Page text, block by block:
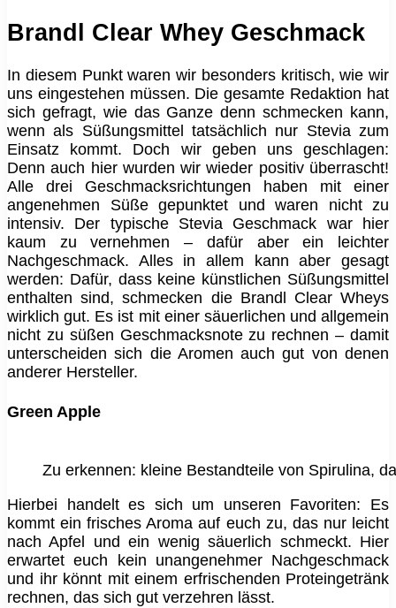
Brandl Clear Whey Geschmack
In diesem Punkt waren wir besonders kritisch, wie wir
uns eingestehen müssen. Die gesamte Redaktion hat
sich gefragt, wie das Ganze denn schmecken kann,
wenn als Süßungsmittel tatsächlich nur Stevia zum
Einsatz kommt. Doch wir geben uns geschlagen:
Denn auch hier wurden wir wieder positiv überrascht!
Alle drei Geschmacksrichtungen haben mit einer
angenehmen Süße gepunktet und waren nicht zu
intensiv. Der typische Stevia Geschmack war hier
kaum zu vernehmen – dafür aber ein leichter
Nachgeschmack. Alles in allem kann aber gesagt
werden: Dafür, dass keine künstlichen Süßungsmittel
enthalten sind, schmecken die Brandl Clear Wheys
wirklich gut. Es ist mit einer säuerlichen und allgemein
nicht zu süßen Geschmacksnote zu rechnen – damit
unterscheiden sich die Aromen auch gut von denen
anderer Hersteller.
Green Apple
Zu erkennen: kleine Bestandteile von Spirulina,
Hierbei handelt es sich um unseren Favoriten: Es
kommt ein frisches Aroma auf euch zu, das nur leicht
nach Apfel und ein wenig säuerlich schmeckt. Hier
erwartet euch kein unangenehmer Nachgeschmack
und ihr könnt mit einem erfrischenden Proteingetränk
rechnen, das sich gut verzehren lässt.